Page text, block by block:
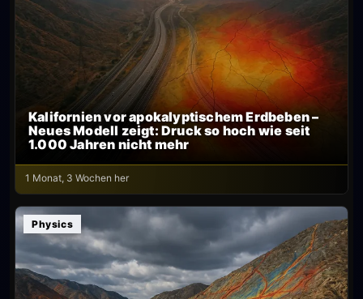
Kalifornien vor apokalyptischem Erdbeben –
Neues Modell zeigt: Druck so hoch wie seit
1.000 Jahren nicht mehr
1 Monat, 3 Wochen her
Physics